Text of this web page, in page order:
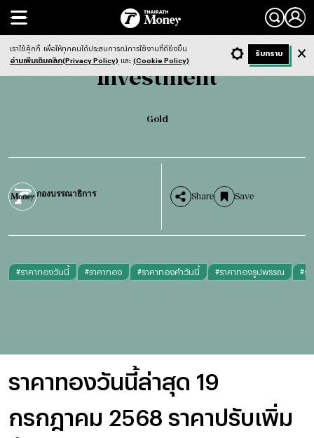
Search
Investment Gold
Investment
Gold
กองบรรณาธิการ Share Save
#ราคาทองวันนี้ #ราคาทอง #ราคาทองคำวันนี้ #ราคาทองรูปพรรณ #ร
ราคาทองวันนี้ล่าสุด 19
กรกฎาคม 2568 ราคาปรับเพิ่ม
- ก + ก Dark ฟังข่าว
เราใช้คุ้กกี้ เพื่อให้ทุกคนได้ประสบการณ์การใช้งานที่ดียิ่งขึ้น
อ่านเพิ่มเติมคลิก(Privacy Policy) และ (Cookie Policy)
รับทราบ